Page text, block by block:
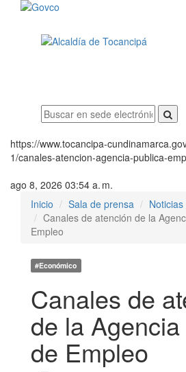
https://www.tocancipa-
1/canales-atencion-agencia-publica-
ago 8, 2026 03:54 a. m.
Inicio
Sala de prensa
Noticias
Canales de atención de la
Empleo
#Económico
Canales de
de la
de Empleo